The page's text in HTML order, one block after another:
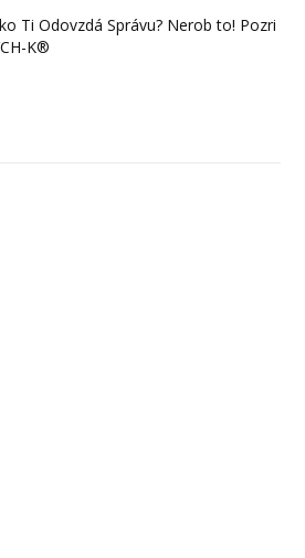
Ti Odovzdá Správu? Nerob to! Pozri
K®